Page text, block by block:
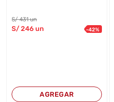
S/431 un
S/246 un -42%
AGREGAR